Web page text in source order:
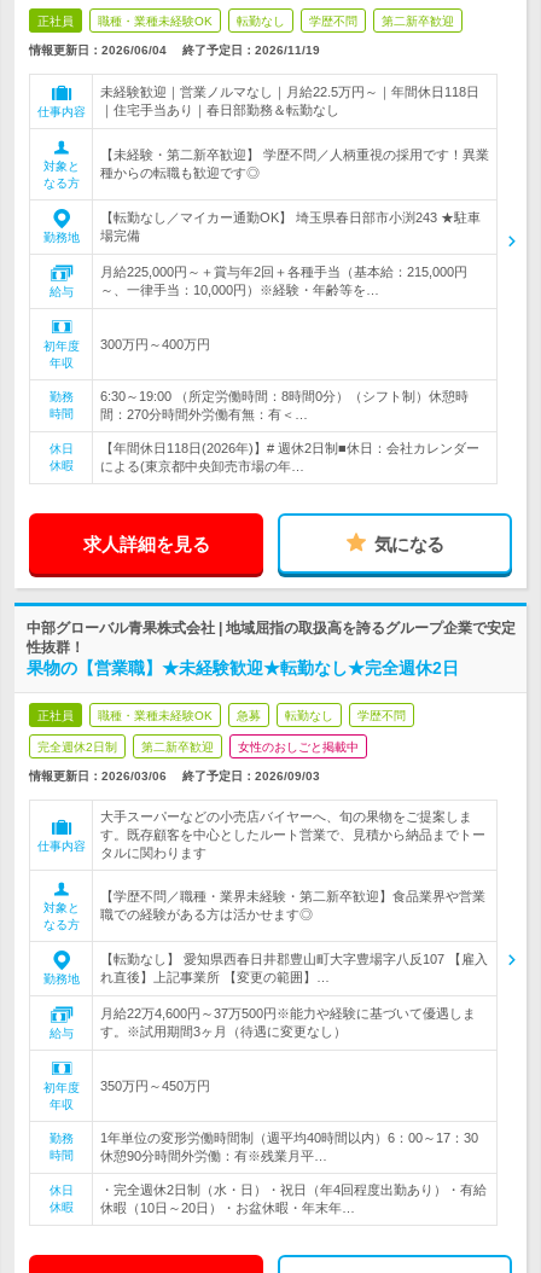
正社員 職種・業種未経験OK 転勤なし 学歴不問 第二新卒歓迎
情報更新日：2026/06/04 終了予定日： 2026/11/19
仕事内容
未経験歓迎｜営業ノルマなし｜月給22.5万円～｜年間休日118日
｜住宅手当あり｜春日部勤務＆転勤なし
対象と
なる方
【未経験・第二新卒歓迎】 学歴不問／人柄重視の採用です！異業
種からの転職も歓迎です◎
勤務地
【転勤なし／マイカー通勤OK】 埼玉県春日部市小渕243 ★駐車
場完備
給与
月給225,000円～＋賞与年2回＋各種手当（基本給：215,000円
～、一律手当：10,000円）※経験・年齢等を…
初年度
年収
300万円～400万円
勤務
時間
6:30～19:00 （所定労働時間：8時間0分）（シフト制）休憩時
間：270分時間外労働有無：有＜…
休日
休暇
【年間休日118日(2026年)】# 週休2日制■休日：会社カレンダー
による(東京都中央卸売市場の年…
求人詳細を見る 気になる
中部グローバル青果株式会社 | 地域屈指の取扱高を誇るグループ企業で安定
性抜群！
果物の【営業職】★未経験歓迎★転勤なし★完全週休2日
正社員 職種・業種未経験OK 急募 転勤なし 学歴不問
完全週休2日制 第二新卒歓迎 女性のおしごと掲載中
情報更新日：2026/03/06 終了予定日： 2026/09/03
仕事内容
大手スーパーなどの小売店バイヤーへ、旬の果物をご提案しま
す。既存顧客を中心としたルート営業で、見積から納品までトー
タルに関わります
対象と
なる方
【学歴不問／職種・業界未経験・第二新卒歓迎】食品業界や営業
職での経験がある方は活かせます◎
勤務地
【転勤なし】 愛知県西春日井郡豊山町大字豊場字八反107 【雇入
れ直後】上記事業所 【変更の範囲】…
給与
月給22万4,600円～37万500円※能力や経験に基づいて優遇しま
す。※試用期間3ヶ月（待遇に変更なし）
初年度
年収
350万円～450万円
勤務
時間
1年単位の変形労働時間制（週平均40時間以内）6：00～17：30
休憩90分時間外労働：有※残業月平…
休日
休暇
・完全週休2日制（水・日）・祝日（年4回程度出勤あり）・有給
休暇（10日～20日）・お盆休暇・年末年…